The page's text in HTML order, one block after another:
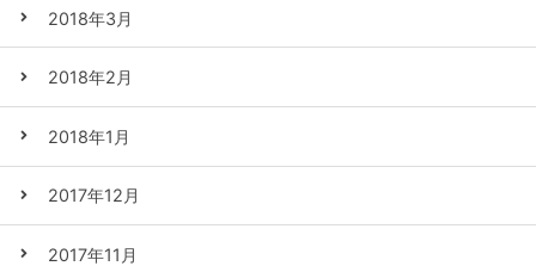
2018年3月
2018年2月
2018年1月
2017年12月
2017年11月